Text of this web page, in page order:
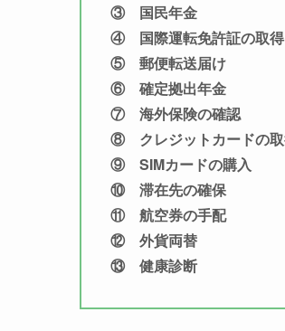
③ 国民年金
④ 国際運転免許証の取得
⑤ 郵便転送届け
⑥ 確定拠出年金
⑦ 海外保険の確認
⑧ クレジットカードの
⑨ SIMカードの購入
⑩ 滞在先の確保
⑪ 航空券の手配
⑫ 外貨両替
⑬ 健康診断